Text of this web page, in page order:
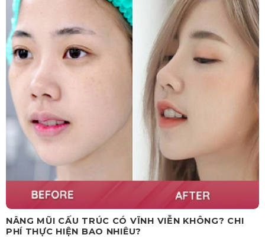
NÂNG MŨI CẤU TRÚC CÓ VĨNH VIỄN KHÔNG? CHI
PHÍ THỰC HIỆN BAO NHIÊU?